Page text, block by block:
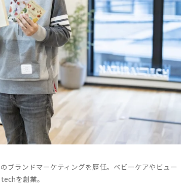
ブランドマーケティングを歴任。ベビーケアやビュー
を創業。